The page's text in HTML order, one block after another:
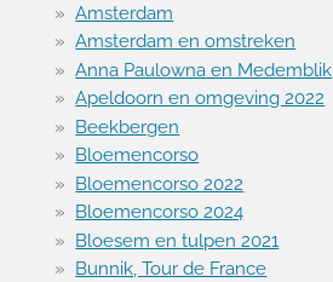
Amsterdam
Amsterdam en omstreken
Anna Paulowna en Medemblik
Apeldoorn en omgeving 2022
Beekbergen
Bloemencorso
Bloemencorso 2022
Bloemencorso 2024
Bloesem en tulpen 2021
Bunnik, Tour de France